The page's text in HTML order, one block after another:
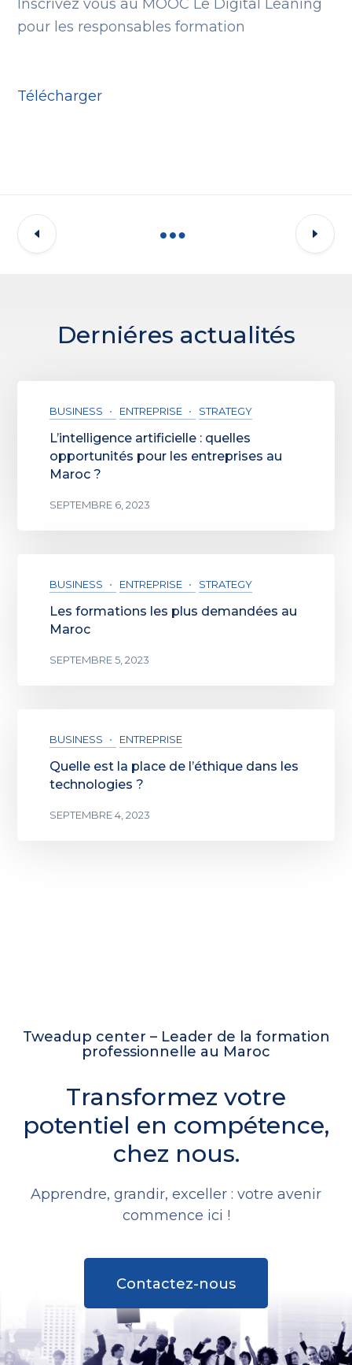
Inscrivez vous au MOOC Le Digital Leaning
pour les responsables formation
Télécharger
Derniéres actualités
BUSINESS ENTREPRISE STRATEGY
L’intelligence artificielle : quelles
opportunités pour les entreprises au
Maroc ?
SEPTEMBRE 6, 2023
BUSINESS ENTREPRISE STRATEGY
Les formations les plus demandées au
Maroc
SEPTEMBRE 5, 2023
BUSINESS ENTREPRISE
Quelle est la place de l’éthique dans les
technologies ?
SEPTEMBRE 4, 2023
Tweadup center – Leader de la formation
professionnelle au Maroc
Transformez votre
potentiel en compétence,
chez nous.
Apprendre, grandir, exceller : votre avenir
commence ici !
Contactez-nous